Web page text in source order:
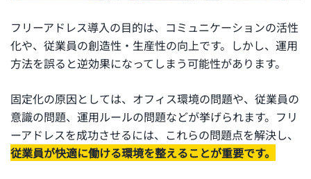
フリーアドレス導入の目的は、コミュニケーションの活性
化や、従業員の創造性・生産性の向上です。しかし、運用
方法を誤ると逆効果になってしまう可能性があります。
固定化の原因としては、オフィス環境の問題や、従業員の
意識の問題、運用ルールの問題などが挙げられます。フリ
ーアドレスを成功させるには、これらの問題点を解決し、
従業員が快適に働ける環境を整えることが重要です。